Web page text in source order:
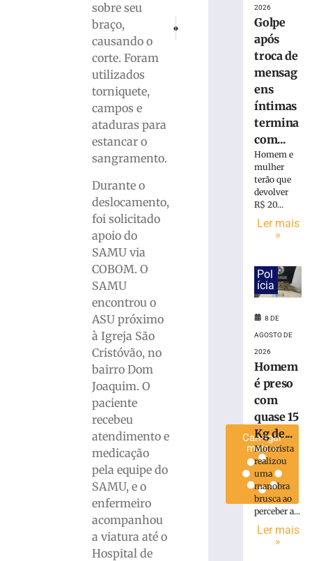
sobre seu
braço,
causando o
corte. Foram
utilizados
torniquete,
campos e
ataduras para
estancar o
sangramento.
Durante o
deslocamento,
foi solicitado
apoio do
SAMU via
COBOM. O
SAMU
encontrou o
ASU próximo
à Igreja São
Cristóvão, no
bairro Dom
Joaquim. O
paciente
recebeu
atendimento e
medicação
pela equipe do
SAMU, e o
enfermeiro
acompanhou
a viatura até o
Hospital de
Sucesso de público marca a
Explosão Celestial: O eclipse lunar e a
Homem
preso
quase
maconha
Blumenau
Carregar
mais »
2026
Golpe
após
troca de
mensag
ens
íntimas
termina
com...
Homem e
mulher
terão que
devolver
R$ 20...
Ler mais
»
Pol
ícia
8 DE
AGOSTO DE
2026
Homem
é preso
com
quase 15
Kg de...
Motorista
realizou
uma
manobra
brusca ao
perceber a...
Ler mais
»